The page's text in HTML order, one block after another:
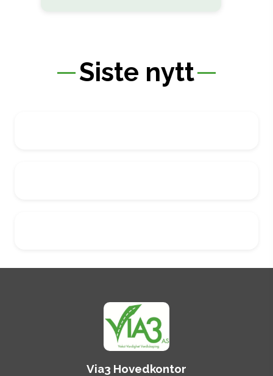
Siste nytt
Via3 Hovedkontor